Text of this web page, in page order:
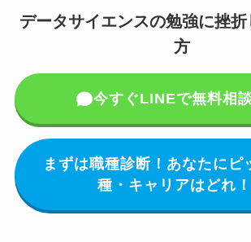
データサイエンスの勉強に挫
方
今すぐLINEで無料相
まずは職種診断！あなたにピ
種・キャリアはどれ！